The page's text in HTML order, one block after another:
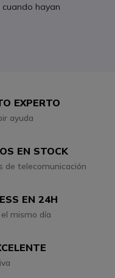
cuando hayan
EXPERTO
ayuda
EN STOCK
de telecomunicación
EN 24H
mismo día